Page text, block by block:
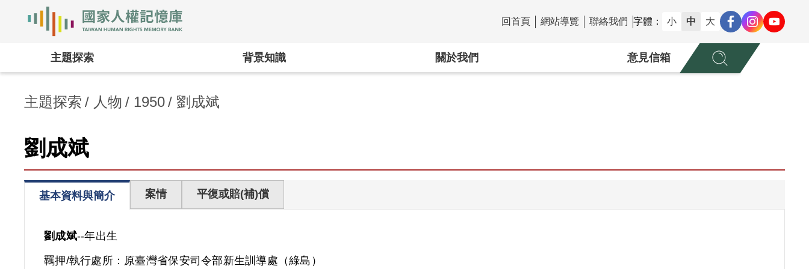
:::
回首頁 網站導覽 聯絡我們 字體： 小 中 大
主題探索 背景知識 關於我們 意見信箱
主題探索 人物 1950 劉成斌
劉成斌
基本資料與簡介 案情 平復或賠(補)償
劉成斌--年出生
羈押/執行處所： 原臺灣省保安司令部新生訓導處（綠島）